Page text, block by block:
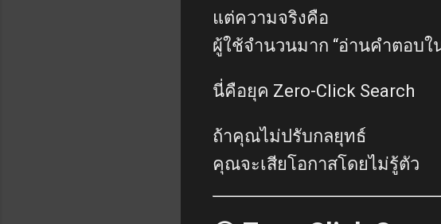
แต่ความจริงคือ
ผู้ใช้จำนวนมาก “อ่านคำตอบใ
นี่คือยุค Zero-Click Search
ถ้าคุณไม่ปรับกลยุทธ์
คุณจะเสียโอกาสโดยไม่รู้ตัว